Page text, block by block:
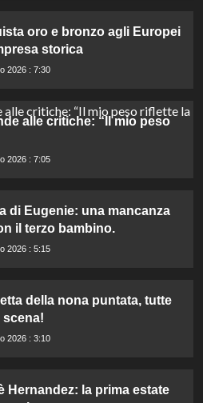
oro e bronzo agli Europei
storica
2026 : 7:30
alle critiche: “Il mio peso
2026 : 7:05
di Eugenie: una mancanza
il terzo bambino.
2026 : 5:15
della nona puntata, tutte
scena!
2026 : 3:10
Hernandez: la prima estate